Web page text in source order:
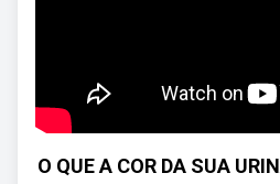
O QUE A COR DA SUA